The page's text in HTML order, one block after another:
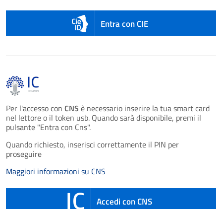
Entra con CIE
Per l'accesso con CNS è necessario inserire la tua smart card
nel lettore o il token usb. Quando sarà disponibile, premi il
pulsante "Entra con Cns".
Quando richiesto, inserisci correttamente il PIN per
proseguire
Maggiori informazioni su CNS
Accedi con CNS